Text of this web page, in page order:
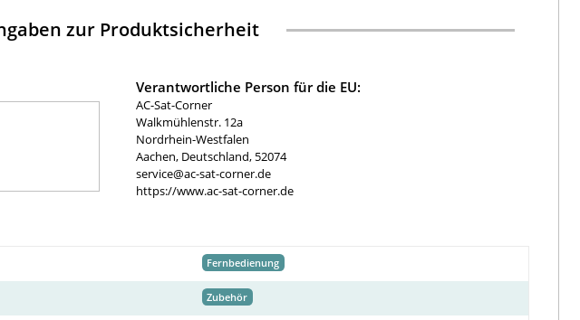
zur Produktsicherheit
Verantwortliche Person für die EU:
AC-Sat-Corner
Walkmühlenstr. 12a
Nordrhein-Westfalen
Aachen, Deutschland, 52074
service@ac-sat-corner.de
https://www.ac-sat-corner.de
Fernbedienung
Zubehör